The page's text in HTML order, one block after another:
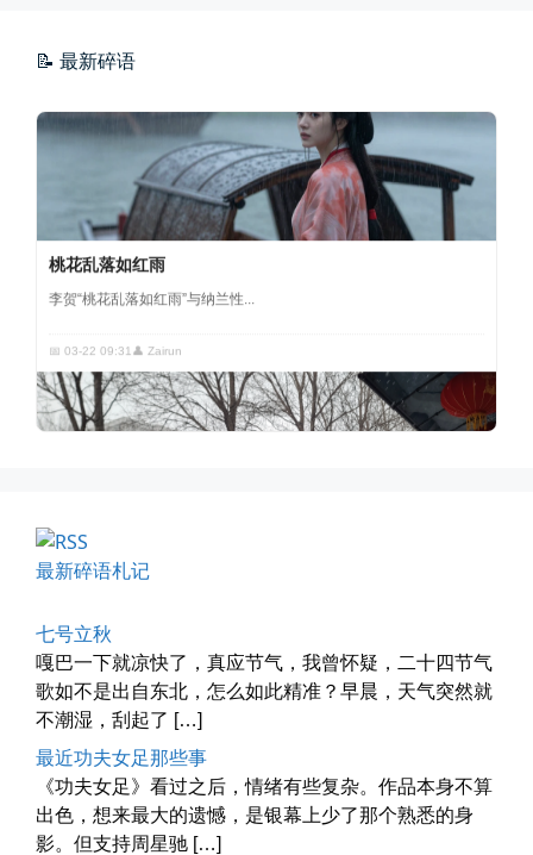
📝 最新碎语
桃花乱落如红雨
李贺“桃花乱落如红雨”与纳兰性...
📅 03-22 09:31👤 Zairun
今日春分
早晨外面阴天，等我在厨房把热的...
📅 03-20 06:35
最新碎语札记
七号立秋
嘎巴一下就凉快了，真应节气，我曾怀疑，二十四节气
歌如不是出自东北，怎么如此精准？早晨，天气突然就
不潮湿，刮起了 […]
最近功夫女足那些事
《功夫女足》看过之后，情绪有些复杂。作品本身不算
出色，想来最大的遗憾，是银幕上少了那个熟悉的身
影。但支持周星驰 […]